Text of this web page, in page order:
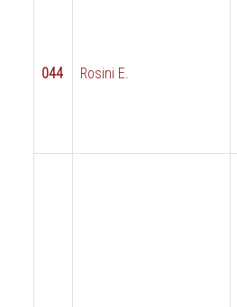
044 Rosini E.